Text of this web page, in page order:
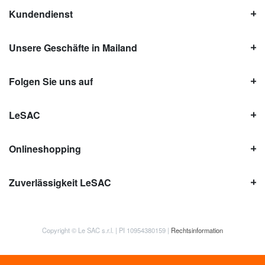
Kundendienst
Unsere Geschäfte in Mailand
Folgen Sie uns auf
LeSAC
Onlineshopping
Zuverlässigkeit LeSAC
Copyright © Le SAC s.r.l. | PI 10954380159 | Rechtsinformation